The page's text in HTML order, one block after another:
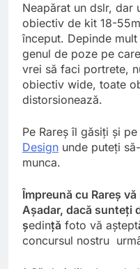
Neapărat un dslr, dar
obiectiv de kit 18-
început. Depinde
genul de poze pe
vrei să faci portrete,
obiectiv wide, toate
distorsionează.
Pe Rareş îl găsiţi şi
Design unde puteţi
munca.
Împreună cu Rareş
Aşadar, dacă sunteţi
şedinţă foto vă aştept
concursul nostru